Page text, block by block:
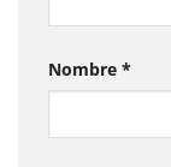
Nombre *